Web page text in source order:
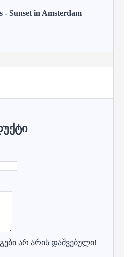
- Sunset in Amsterdam
არ არის დაშვებული!